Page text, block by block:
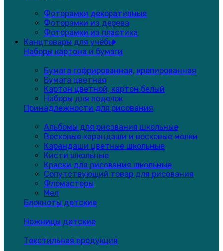
Фоторамки декоративные
Фоторамки из дерева
Фоторамки из пластика
Канцтовары для учёбы
Наборы картона и бумаги
Бумага гофрированная, крепированная
Бумага цветная
Картон цветной, картон белый
Наборы для поделок
Принадлежности для рисования
Альбомы для рисования школьные
Восковые карандаши и восковые мелки
Карандаши цветные школьные
Кисти школьные
Краски для рисования школьные
Сопутствующий товар для рисования
Фломастеры
Мел
Блокноты детские
Ножницы детские
Текстильная продукция